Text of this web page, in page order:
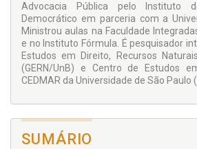
estudantes e operadores do
conhecimento sobre o tema, bem
subsídios aos pesquisadores da área
Advocacia Pública pelo Instituto
Democrático em parceria com a
Ministrou aulas na Faculdade
e no Instituto Fórmula. É pesquisador
Estudos em Direito, Recursos
(GERN/UnB) e Centro de Estudos
CEDMAR da Universidade de São Paulo
SUMÁRIO